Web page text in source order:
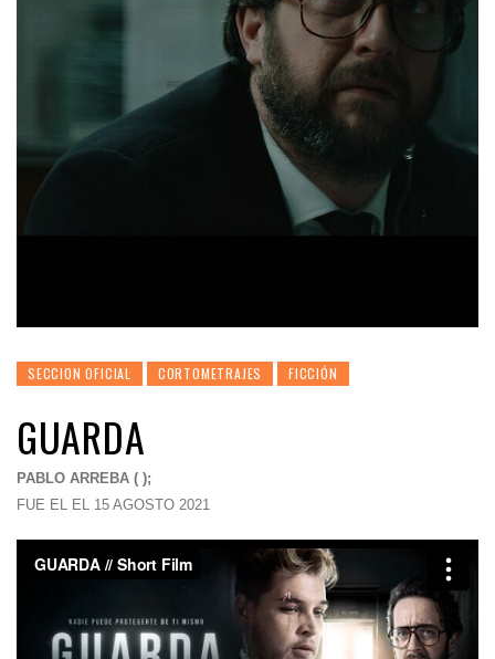
SECCION OFICIAL CORTOMETRAJES FICCIÓN
GUARDA
PABLO ARREBA ( );
FUE EL EL 15 AGOSTO 2021